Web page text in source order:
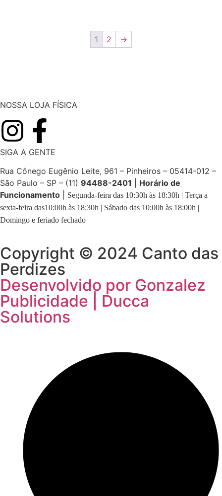
1 2 →
NOSSA LOJA FÍSICA
SIGA A GENTE
Rua Cônego Eugênio Leite, 961 – Pinheiros – 05414-012 –
São Paulo – SP – (11) 94488-2401
Horário de
Funcionamento
Segunda-feira das 10:30h às 18:30h | Terça a
sexta-feira das10:00h às 18:30h | Sábado das 10:00h às 18:00h |
Domingo e feriado fechado
Copyright © 2024 Canto das
Perdizes
Desenvolvido por Gonzalez
Publicidade | Ducca
Solutions